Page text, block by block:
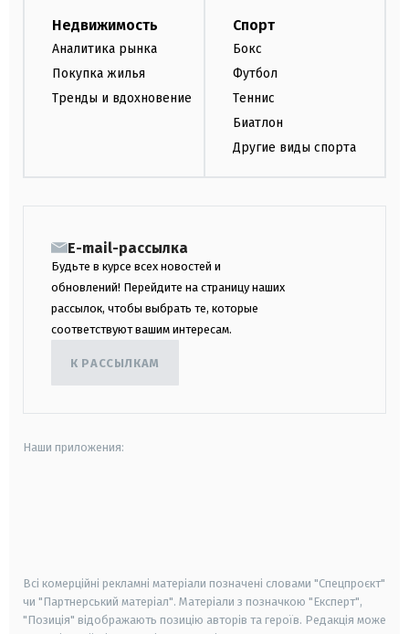
Недвижимость
Аналитика рынка
Покупка жилья
Тренды и вдохновение
Спорт
Бокс
Футбол
Теннис
Биатлон
Другие виды спорта
E-mail-рассылка
Будьте в курсе всех новостей и
обновлений! Перейдите на страницу наших
рассылок, чтобы выбрать те, которые
соответствуют вашим интересам.
К РАССЫЛКАМ
Наши приложения:
Всі комерційні рекламні матеріали позначені словами "Спецпроєкт"
чи "Партнерський матеріал". Матеріали з позначкою "Експерт",
"Позиція" відображають позицію авторів та героїв. Редакція може